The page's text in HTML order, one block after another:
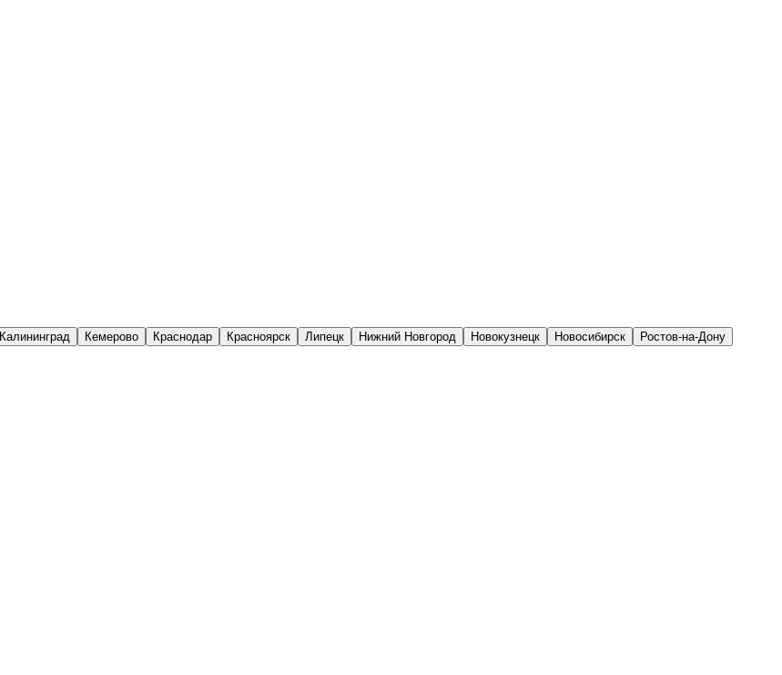
Калининград Кемерово Краснодар Красноярск Липецк Нижний Новгород Новокузнецк Новосибирск
Ростов-на-Дону